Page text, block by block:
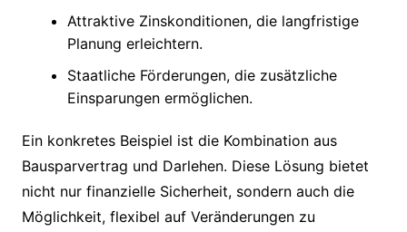
Attraktive Zinskonditionen, die langfristige
Planung erleichtern.
Staatliche Förderungen, die zusätzliche
Einsparungen ermöglichen.
Ein konkretes Beispiel ist die Kombination aus
Bausparvertrag und Darlehen. Diese Lösung bietet
nicht nur finanzielle Sicherheit, sondern auch die
Möglichkeit, flexibel auf Veränderungen zu